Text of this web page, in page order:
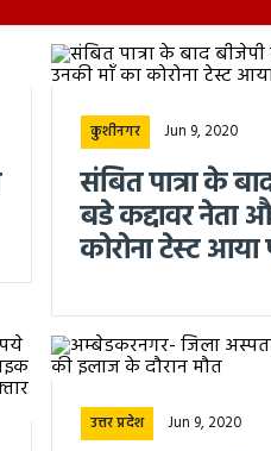
कुशीनगर Jun 9, 2020
संबित पात्रा के
बडे कद्दावर नेता
कोरोना टेस्ट आया
उत्तर प्रदेश Jun 9, 2020